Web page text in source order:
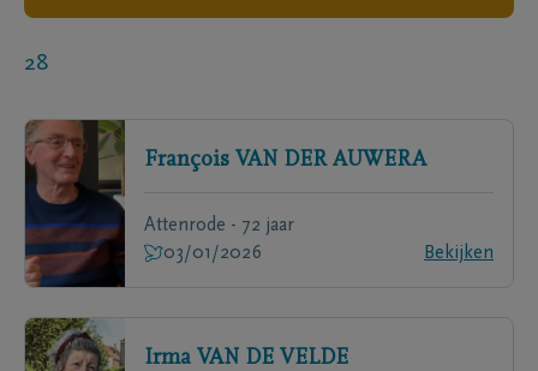
28
François VAN DER AUWERA
Attenrode - 72 jaar
03/01/2026
Bekijken
Irma VAN DE VELDE